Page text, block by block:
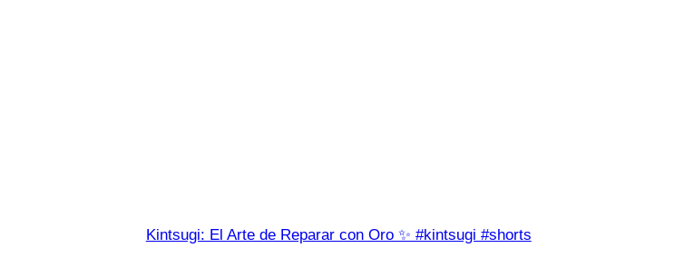
Kintsugi: El Arte de Reparar con Oro ✨ #kintsugi #shorts